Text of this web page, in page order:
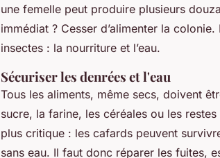
une femelle peut produire plusieurs
immédiat ? Cesser d’alimenter la
insectes : la nourriture et l’eau.
Sécuriser les denrées et l'eau
Tous les aliments, même secs, doivent
sucre, la farine, les céréales ou les
plus critique : les cafards peuvent
sans eau. Il faut donc réparer les fuites,